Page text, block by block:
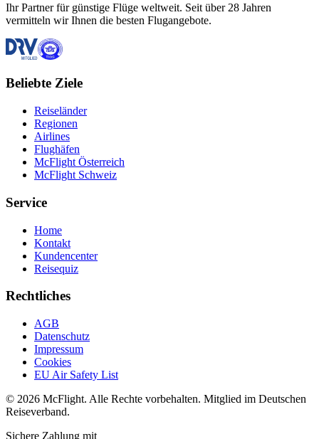
Ihr Partner für günstige Flüge weltweit. Seit über 28 Jahren
vermitteln wir Ihnen die besten Flugangebote.
Beliebte Ziele
Reiseländer
Regionen
Airlines
Flughäfen
McFlight Österreich
McFlight Schweiz
Service
Home
Kontakt
Kundencenter
Reisequiz
Rechtliches
AGB
Datenschutz
Impressum
Cookies
EU Air Safety List
© 2026 McFlight. Alle Rechte vorbehalten. Mitglied im Deutschen
Reiseverband.
Sichere Zahlung mit